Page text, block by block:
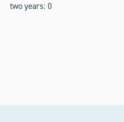
two years: 0